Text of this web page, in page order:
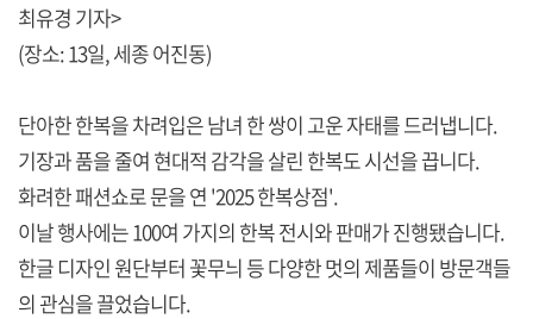
최유경 기자>
(장소: 13일, 세종 어진동)
단아한 한복을 차려입은 남녀 한 쌍이 고운 자태를 드러냅니다.
기장과 품을 줄여 현대적 감각을 살린 한복도 시선을 끕니다.
화려한 패션쇼로 문을 연 '2025 한복상점'.
이날 행사에는 100여 가지의 한복 전시와 판매가 진행됐습니다.
한글 디자인 원단부터 꽃무늬 등 다양한 멋의 제품들이 방문객들
의 관심을 끌었습니다.